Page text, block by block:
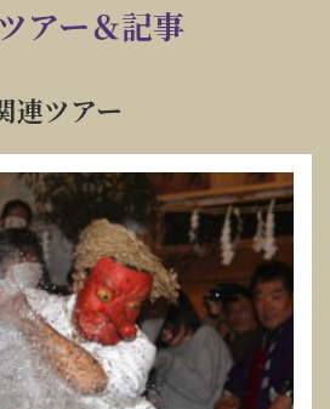
アー＆記事
連ツアー